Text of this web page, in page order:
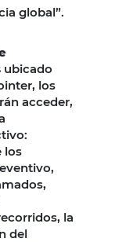
global”.
ubicado
los
acceder,
los
la
del